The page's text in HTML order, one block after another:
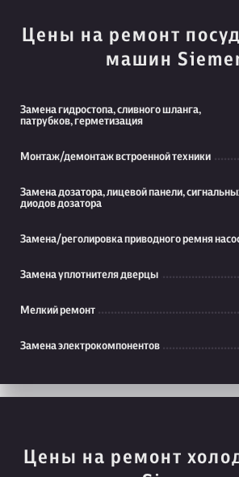
Цены на ремонт
машин
Замена гидростопа, сливного шланга,
патрубков, герметизация
Монтаж/демонтаж встроенной техники
Замена дозатора, лицевой панели,
диодов дозатора
Замена/реголировка приводного ремня
Замена уплотнителя дверцы
Мелкий ремонт
Замена электрокомпонентов
Цены на ремонт